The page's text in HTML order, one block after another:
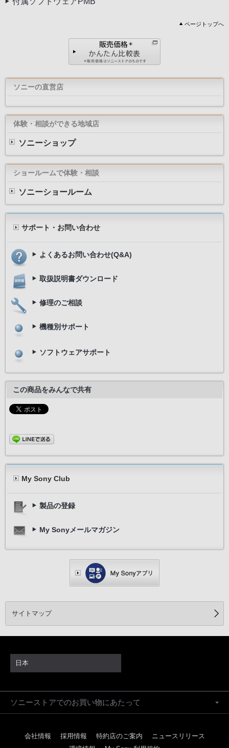
ページトップへ
ソニーの直営店
体験・相談ができる地域店
ソニーショップ
ショールームで体験・相談
ソニーショールーム
サポート・お問い合わせ
よくあるお問い合わせ(Q&A)
取扱説明書ダウンロード
修理のご相談
機種別サポート
ソフトウェアサポート
この商品をみんなで共有
My Sony Club
製品の登録
My Sonyメールマガジン
サイトマップ
日本
ソニーストアでのお買い物にあたって
会社情報 採用情報 特約店のご案内
ニュースリリース